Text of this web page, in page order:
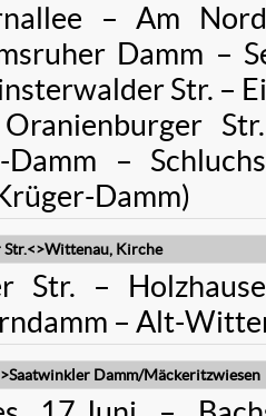
– Am
Damm –
Str. –
Damm –
Damm)
Str.<>Wittenau, Kirche
Str. –
– Alt-
Damm/Mäckeritzwiesen